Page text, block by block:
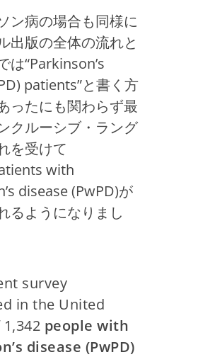
ン病の場合も同様に
出版の全体の流れと
は“Parkinson’s
patients”と書く方
ったにも関わらず最
クルーシブ・ラング
を受けて
with
disease (PwPD)が
るようになりまし
survey
in the United
people with
disease (PwPD)